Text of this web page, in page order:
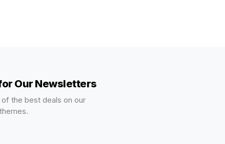
Our Newsletters
the best deals on our